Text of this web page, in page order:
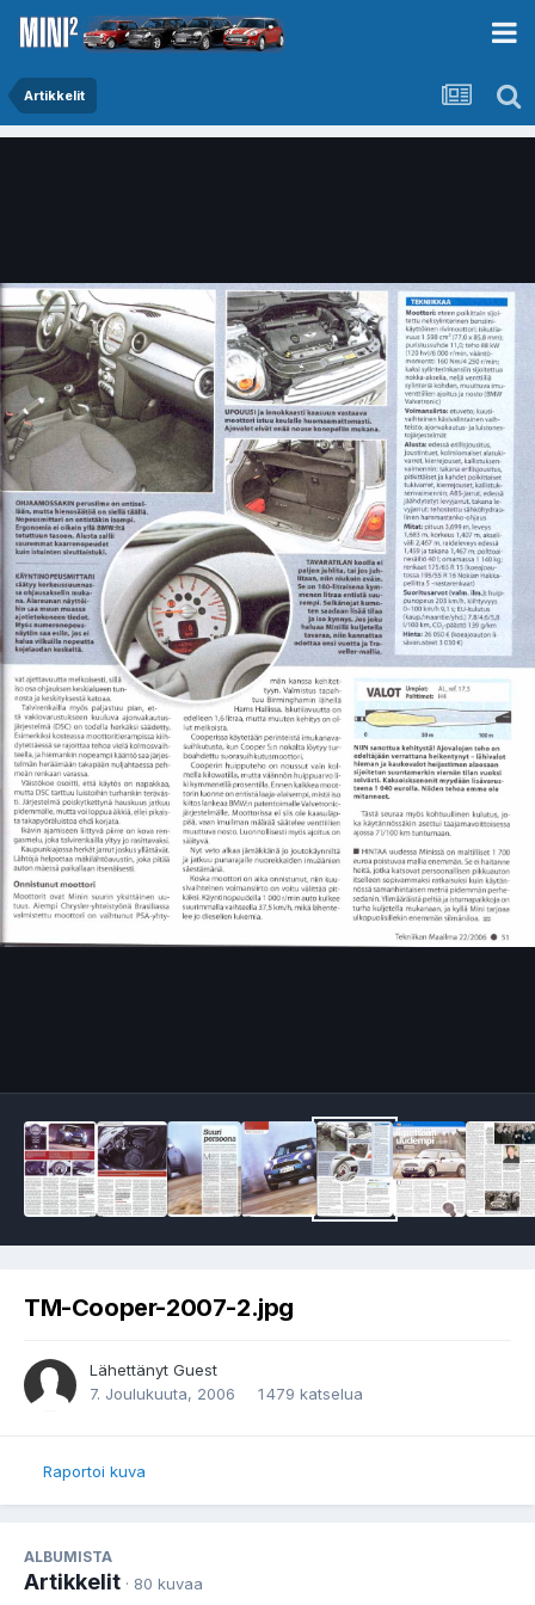
Artikkelit
TM-Cooper-2007-2.jpg
Lähettänyt Guest
7. Joulukuuta, 2006
1 479 katselua
Raportoi kuva
ALBUMISTA
Artikkelit · 80 kuvaa